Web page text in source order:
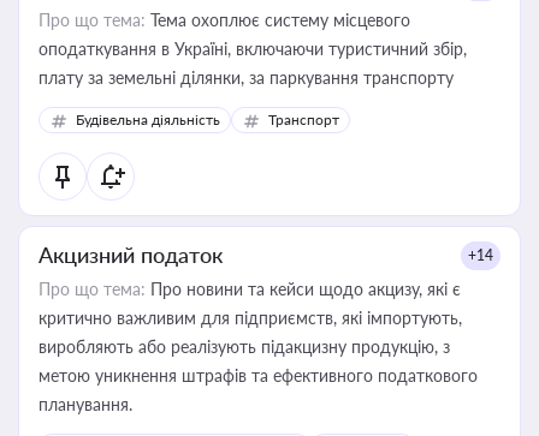
Про що тема: Тема охоплює систему місцевого
оподаткування в Україні, включаючи туристичний збір,
плату за земельні ділянки, за паркування транспорту
Будівельна діяльність Транспорт
Акцизний податок +14
Про що тема: Про новини та кейси щодо акцизу, які є
критично важливим для підприємств, які імпортують,
виробляють або реалізують підакцизну продукцію, з
метою уникнення штрафів та ефективного податкового
планування.